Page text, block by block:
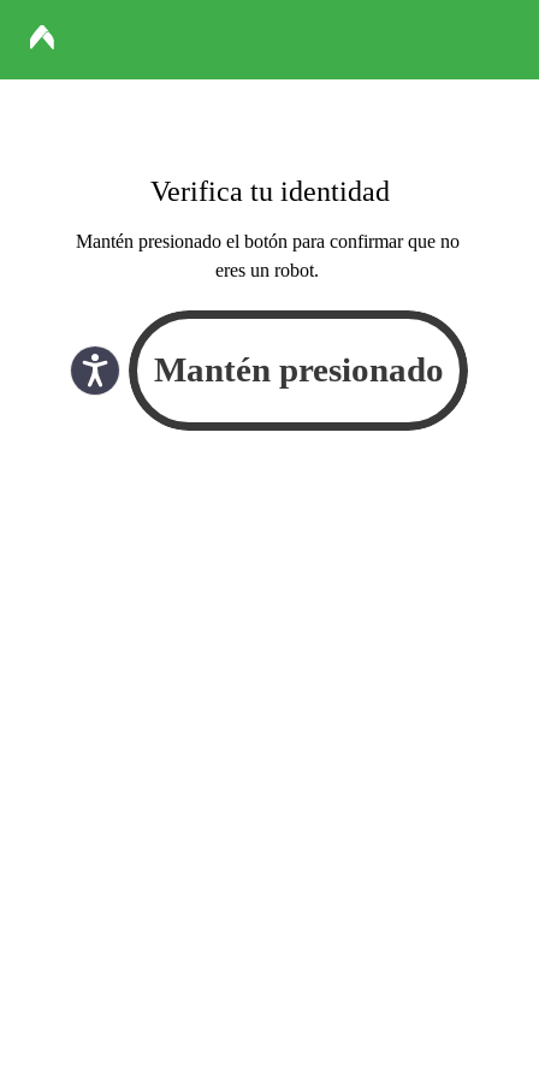
Verifica tu identidad
Mantén presionado el botón para confirmar que no
eres un robot.